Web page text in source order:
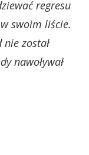
regresu
swoim liście.
został
nawoływał